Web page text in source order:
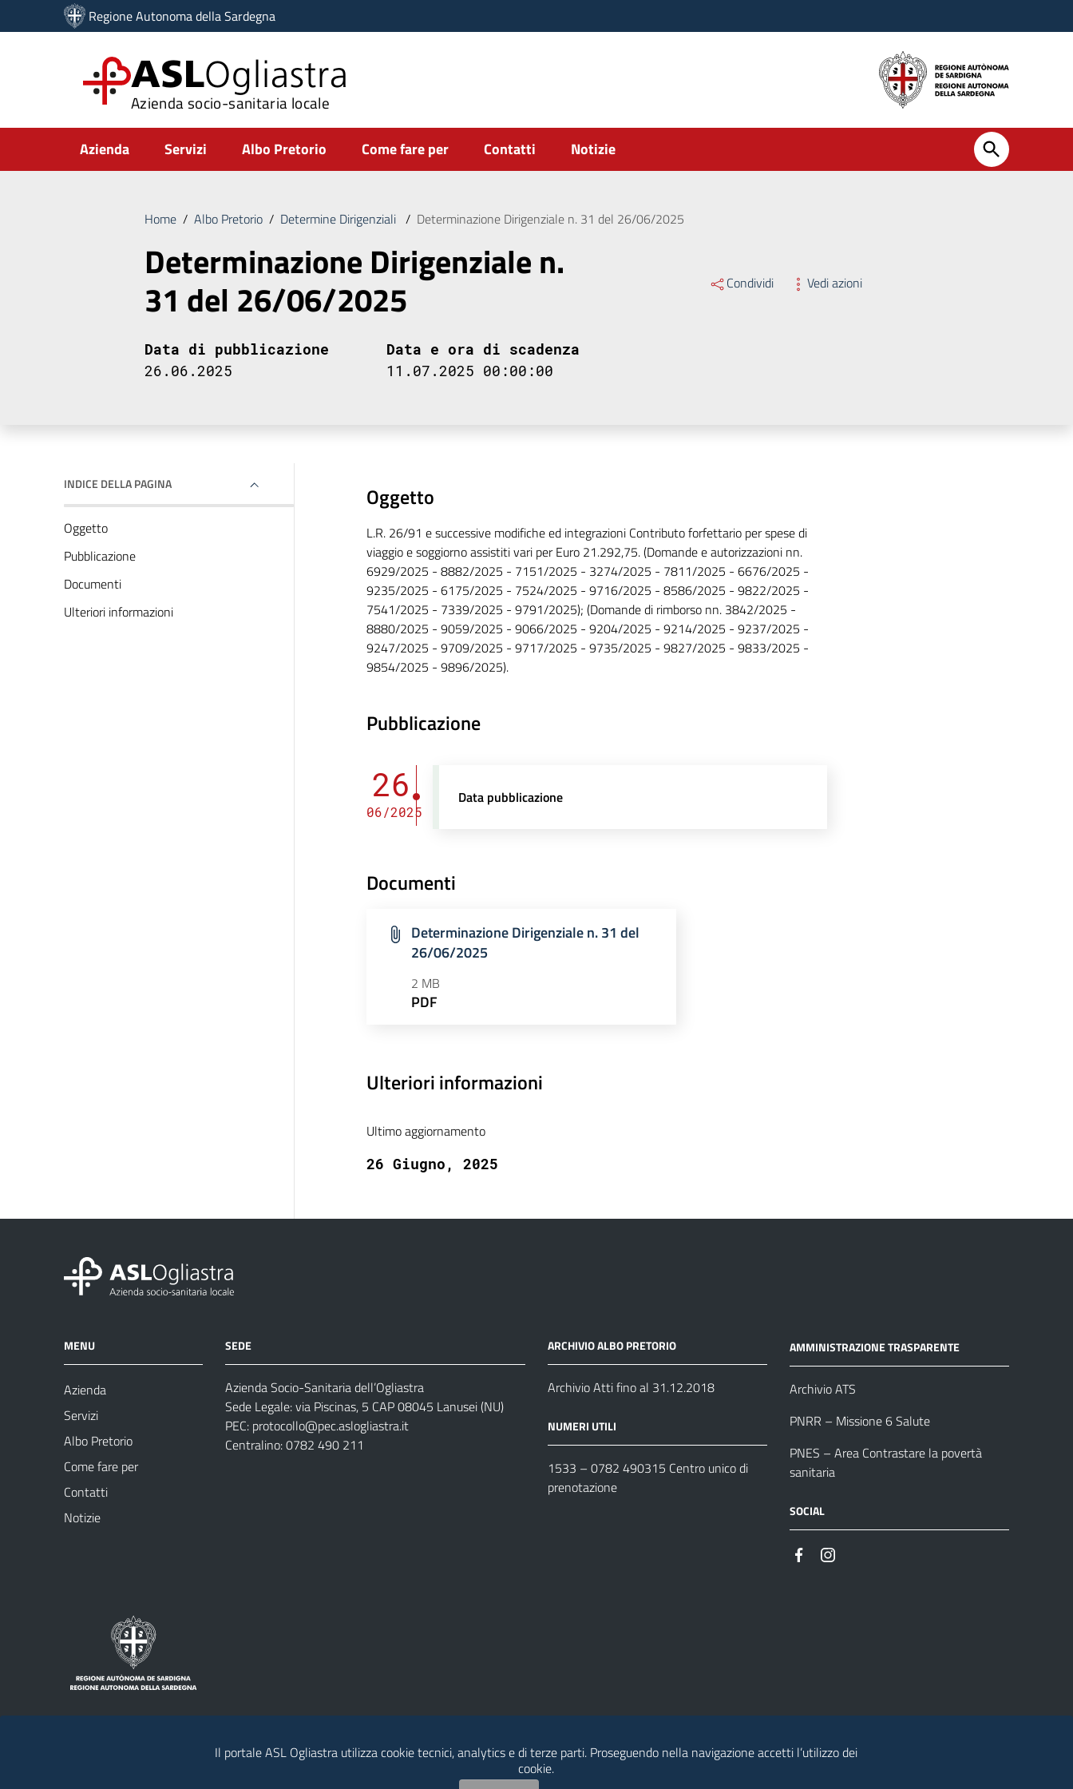
Vai ai contenuti
Vai al menu di navigazione
Regione Autonoma della Sardegna
ASLOgliastra
Azienda socio-sanitaria locale
Submenu
Azienda Servizi Albo Pretorio Come fare per Contatti Notizie
Home / Albo Pretorio / Determine Dirigenziali / Determinazione Dirigenziale n. 31 del 26/06/2025
Determinazione Dirigenziale n.
31 del 26/06/2025 Condividi Vedi azioni
Data di pubblicazione
26.06.2025
Data e ora di scadenza
11.07.2025 00:00:00
INDICE DELLA PAGINA
Oggetto
Pubblicazione
Documenti
Ulteriori informazioni
Oggetto
L.R. 26/91 e successive modifiche ed integrazioni Contributo forfettario per spese di
viaggio e soggiorno assistiti vari per Euro 21.292,75. (Domande e autorizzazioni nn.
6929/2025 - 8882/2025 - 7151/2025 - 3274/2025 - 7811/2025 - 6676/2025 -
9235/2025 - 6175/2025 - 7524/2025 - 9716/2025 - 8586/2025 - 9822/2025 -
7541/2025 - 7339/2025 - 9791/2025); (Domande di rimborso nn. 3842/2025 -
8880/2025 - 9059/2025 - 9066/2025 - 9204/2025 - 9214/2025 - 9237/2025 -
9247/2025 - 9709/2025 - 9717/2025 - 9735/2025 - 9827/2025 - 9833/2025 -
9854/2025 - 9896/2025).
Pubblicazione
26
06/2025
Data pubblicazione
Documenti
Determinazione Dirigenziale n. 31 del
26/06/2025
2 MB
PDF
Ulteriori informazioni
Ultimo aggiornamento
26 Giugno, 2025
MENU
Azienda
Servizi
Albo Pretorio
Come fare per
Contatti
Notizie
SEDE
Azienda Socio-Sanitaria dell’Ogliastra
Sede Legale: via Piscinas, 5 CAP 08045 Lanusei (NU)
PEC: protocollo@pec.aslogliastra.it
Centralino: 0782 490 211
ARCHIVIO ALBO PRETORIO
Archivio Atti fino al 31.12.2018
NUMERI UTILI
1533 – 0782 490315 Centro unico di
prenotazione
AMMINISTRAZIONE TRASPARENTE
Archivio ATS
PNRR – Missione 6 Salute
PNES – Area Contrastare la povertà
sanitaria
SOCIAL
Il portale ASL Ogliastra utilizza cookie tecnici, analytics e di terze parti. Proseguendo nella navigazione accetti l’utilizzo dei
cookie.